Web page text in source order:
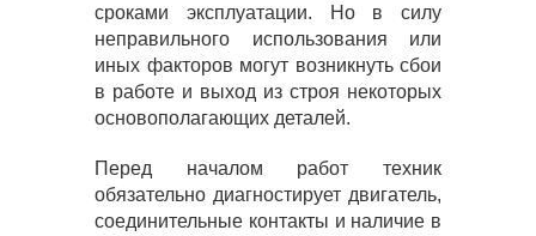
сроками эксплуатации. Но в силу
неправильного использования или
иных факторов могут возникнуть сбои
в работе и выход из строя некоторых
основополагающих деталей.
Перед началом работ техник
обязательно диагностирует двигатель,
соединительные контакты и наличие в